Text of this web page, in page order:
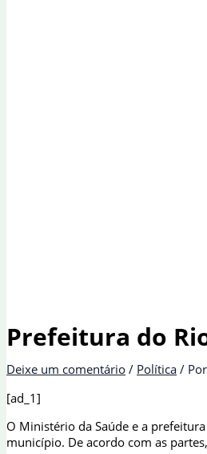
Prefeitura do
Deixe um comentário / Política / Por
[ad_1]
O Ministério da Saúde e a
município. De acordo com as